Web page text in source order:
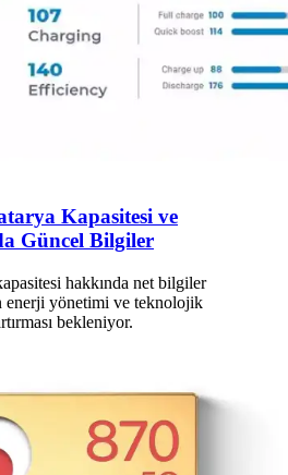
Kapasitesi ve
Güncel Bilgiler
hakkında net bilgiler
enerji yönetimi ve teknolojik
bekleniyor.